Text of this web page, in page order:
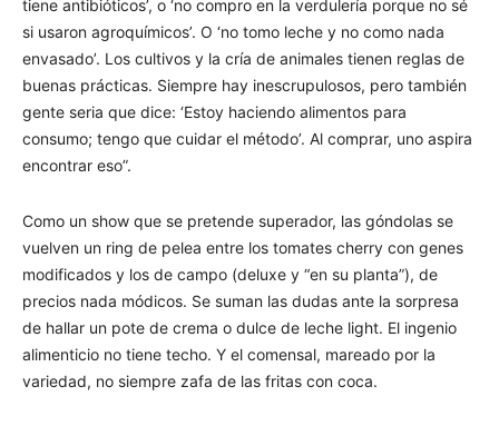
tiene antibióticos’, o ‘no compro en la verdulería porque no sé
si usaron agroquímicos’. O ‘no tomo leche y no como nada
envasado’. Los cultivos y la cría de animales tienen reglas de
buenas prácticas. Siempre hay inescrupulosos, pero también
gente seria que dice: ‘Estoy haciendo alimentos para
consumo; tengo que cuidar el método’. Al comprar, uno aspira
encontrar eso”.
Como un show que se pretende superador, las góndolas se
vuelven un ring de pelea entre los tomates cherry con genes
modificados y los de campo (deluxe y “en su planta”), de
precios nada módicos. Se suman las dudas ante la sorpresa
de hallar un pote de crema o dulce de leche light. El ingenio
alimenticio no tiene techo. Y el comensal, mareado por la
variedad, no siempre zafa de las fritas con coca.